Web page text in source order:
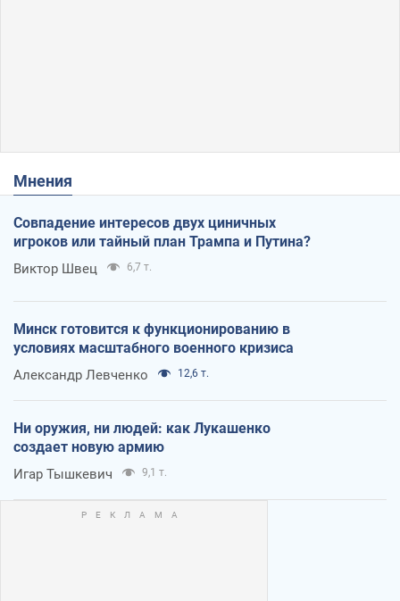
Мнения
Совпадение интересов двух циничных
игроков или тайный план Трампа и Путина?
Виктор Швец 6,7 т.
Минск готовится к функционированию в
условиях масштабного военного кризиса
Александр Левченко 12,6 т.
Ни оружия, ни людей: как Лукашенко
создает новую армию
Игар Тышкевич 9,1 т.